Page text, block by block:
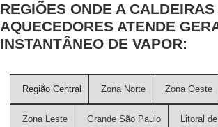
REGIÕES ONDE A CALDEIRAS
AQUECEDORES ATENDE
INSTANTÂNEO DE VAPOR:
Região Central Zona Norte Zona Oeste
Zona Leste Grande São Paulo Litoral